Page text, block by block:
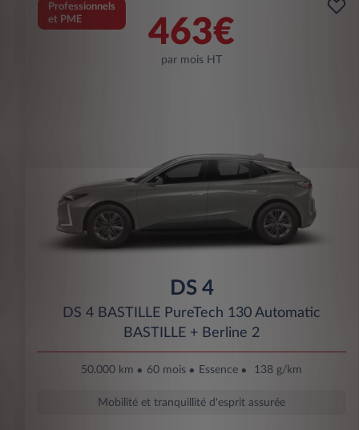
Professionnels
et PME
463€
par mois HT
DS 4
DS 4 BASTILLE PureTech 130 Automatic
BASTILLE + Berline 2
50.000 km 60 mois Essence 138 g/km
Mobilité et tranquillité d'esprit assurée